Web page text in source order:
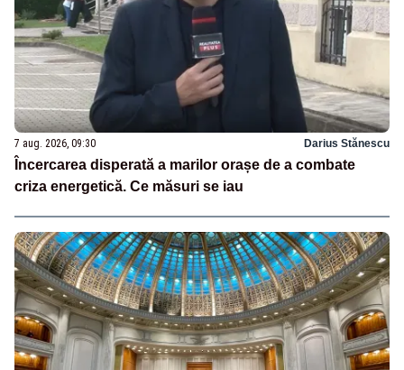
7 aug. 2026, 09:30 Darius Stănescu
Încercarea disperată a marilor orașe de a combate
criza energetică. Ce măsuri se iau